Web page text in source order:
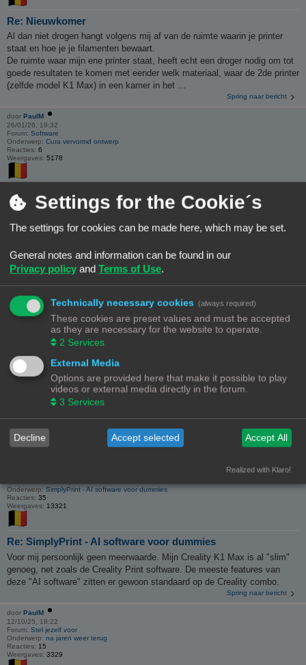
Re: Nieuwkomer
Al dan niet drogen hangt volgens mij af van de ruimte waarin je printer
staat en hoe je je filamenten bewaart.
De ruimte waar mijn ene printer staat, heeft echt een droger nodig om tot
goede resultaten te komen met eender welk materiaal, waar de 2de printer
(zelfde model K1 Max) in een kamer in het ...
Spring naar bericht
door PaulM
26/01/26, 19:32
Forum: Software
Onderwerp: Cura vervormd ontwerp
Reacties: 6
Weergaves: 5178
Re: Cura vervormd ontwerp
Heb je toevallig niet de "mold mode" aangevinkt?
Spring naar bericht
doorPaulM
09/01/26, 18:32
Forum:Websites en webwinkels
Reacties:120
Weergaves:
Re: Goedkoopste Filament kopen
<r><QUOTE author="Vink" post_id="8023" time="1767886205"
user_id="277"><s>[quote=Vink post_id=8023 time=1767886205
user_id=277]</s>
€9.810,00 per kg (€9.810,00 / kg)
<e>[/quote]</e></QUOTE> Lijkt mij een typisch decimal/thousand
seperator mixup dingetje.<br/>
<br/>
<SIZE size="85"><s>[size=85]</s ...
Spring naar bericht
Onderwerp: SimplyPrint - AI software voor dummies
Reacties: 35
Weergaves: 13321
Re: SimplyPrint - AI software voor dummies
Voor mij persoonlijk geen meerwaarde. Mijn Creality K1 Max is al "slim"
genoeg, net zoals de Creality Print software. De meeste features van
deze "AI software" zitten er gewoon standaard op de Creality combo.
Spring naar bericht
door PaulM
12/10/25, 18:22
Forum: Stel jezelf voor
Onderwerp: na jaren weer terug
Reacties: 15
Weergaves: 3329
Settings for the Cookie´s
The settings for cookies can be made here, which may be set.
General notes and information can be found in our
Privacy policy and Terms of Use.
Technically necessary cookies (always required)
These cookies are preset values and must be accepted
as they are necessary for the website to operate.
2 Services
External Media
Options are provided here that make it possible to play
videos or external media directly in the forum.
3 Services
Decline Accept selected Accept All
Realized with Klaro!